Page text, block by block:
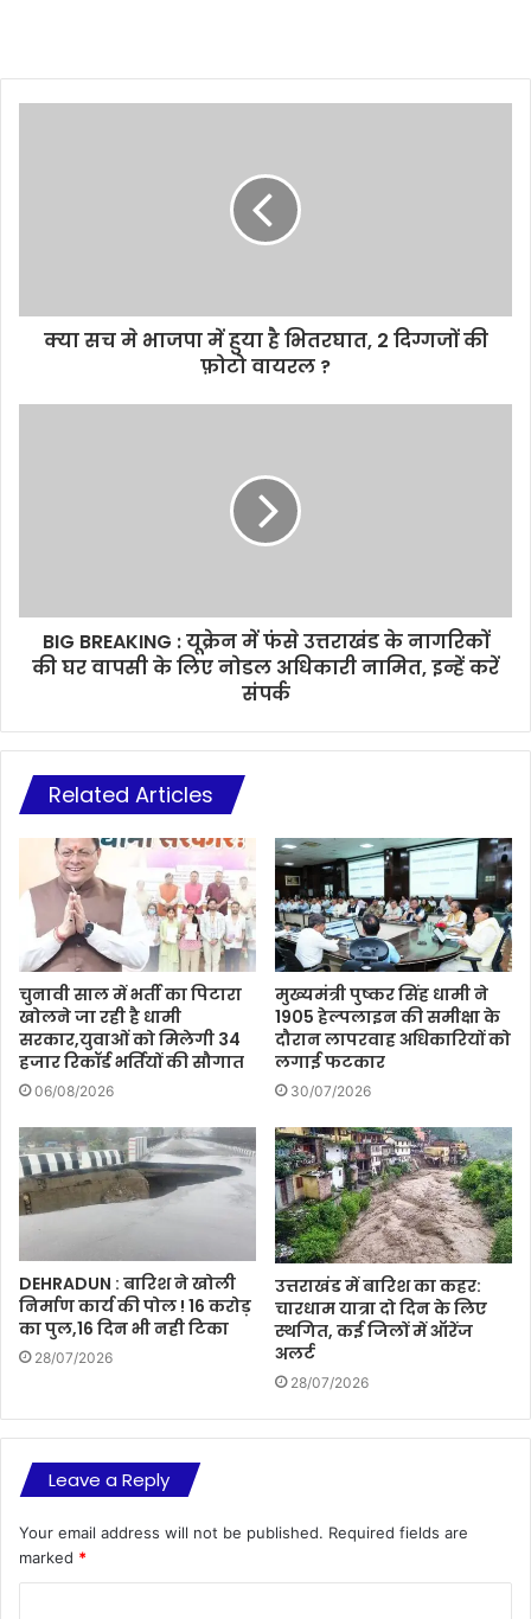
क्या सच मे भाजपा में हुया है भितरघात, 2 दिग्गजों की
फ़ोटो वायरल ?
BIG BREAKING : यूक्रेन में फंसे उत्तराखंड के नागरिकों
की घर वापसी के लिए नोडल अधिकारी नामित, इन्हें करें
संपर्क
Related Articles
चुनावी साल में भर्ती का पिटारा
खोलने जा रही है धामी
सरकार,युवाओं को मिलेगी 34
हजार रिकॉर्ड भर्तियों की सौगात
06/08/2026
मुख्यमंत्री पुष्कर सिंह धामी ने
1905 हेल्पलाइन की समीक्षा के
दौरान लापरवाह अधिकारियों को
लगाई फटकार
30/07/2026
DEHRADUN : बारिश ने खोली
निर्माण कार्य की पोल ! 16 करोड़
का पुल,16 दिन भी नही टिका
28/07/2026
उत्तराखंड में बारिश का कहर:
चारधाम यात्रा दो दिन के लिए
स्थगित, कई जिलों में ऑरेंज
अलर्ट
28/07/2026
Leave a Reply
Your email address will not be published. Required fields are
marked *